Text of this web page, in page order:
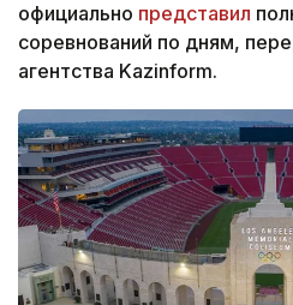
официально представил
соревнований по дням,
агентства Kazinform.